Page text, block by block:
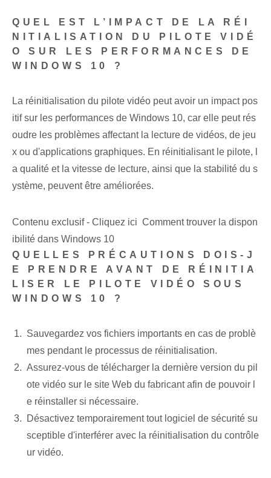
QUEL EST L’IMPACT DE LA RÉI
NITIALISATION DU PILOTE VIDÉ
O SUR LES PERFORMANCES DE
WINDOWS 10 ?
La réinitialisation du pilote vidéo peut avoir un impact pos
itif sur les performances de Windows 10, car elle peut rés
oudre les problèmes affectant la lecture de vidéos, de jeu
x ou d'applications graphiques. En réinitialisant le pilote, l
a qualité et la vitesse de lecture, ainsi que la stabilité du s
ystème, peuvent être améliorées.
Contenu exclusif - Cliquez ici Comment trouver la dispon
ibilité dans Windows 10
QUELLES PRÉCAUTIONS DOIS-J
E PRENDRE AVANT DE RÉINITIA
LISER LE PILOTE VIDÉO SOUS
WINDOWS 10 ?
Sauvegardez vos fichiers importants en cas de problè
mes pendant le processus de réinitialisation.
Assurez-vous de télécharger la dernière version du pil
ote vidéo sur le site Web du fabricant afin de pouvoir l
e réinstaller si nécessaire.
Désactivez temporairement tout logiciel de sécurité su
sceptible d'interférer avec la réinitialisation du contrôle
ur vidéo.